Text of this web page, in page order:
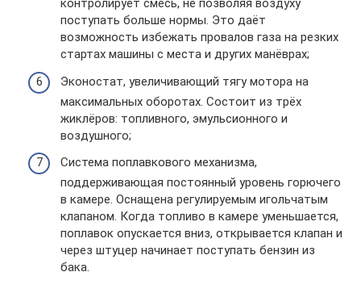
контролирует смесь, не позволяя воздуху
поступать больше нормы. Это даёт
возможность избежать провалов газа на резких
стартах машины с места и других манёврах;
Эконостат, увеличивающий тягу мотора на
максимальных оборотах. Состоит из трёх
жиклёров: топливного, эмульсионного и
воздушного;
Система поплавкового механизма,
поддерживающая постоянный уровень горючего
в камере. Оснащена регулируемым игольчатым
клапаном. Когда топливо в камере уменьшается,
поплавок опускается вниз, открывается клапан и
через штуцер начинает поступать бензин из
бака.